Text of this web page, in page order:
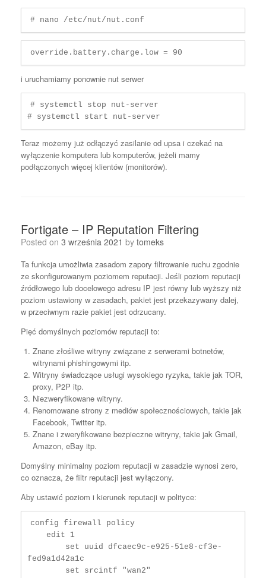
# nano /etc/nut/nut.conf
override.battery.charge.low = 90
i uruchamiamy ponownie nut serwer
# systemctl stop nut-server
# systemctl start nut-server
Teraz możemy już odłączyć zasilanie od upsa i czekać na
wyłączenie komputera lub komputerów, jeżeli mamy
podłączonych więcej klientów (monitorów).
Fortigate – IP Reputation Filtering
Posted on 3 września 2021 by tomeks
Ta funkcja umożliwia zasadom zapory filtrowanie ruchu zgodnie
ze skonfigurowanym poziomem reputacji. Jeśli poziom reputacji
źródłowego lub docelowego adresu IP jest równy lub wyższy niż
poziom ustawiony w zasadach, pakiet jest przekazywany dalej,
w przeciwnym razie pakiet jest odrzucany.
Pięć domyślnych poziomów reputacji to:
Znane złośliwe witryny związane z serwerami botnetów,
witrynami phishingowymi itp.
Witryny świadczące usługi wysokiego ryzyka, takie jak TOR,
proxy, P2P itp.
Niezweryfikowane witryny.
Renomowane strony z mediów społecznościowych, takie jak
Facebook, Twitter itp.
Znane i zweryfikowane bezpieczne witryny, takie jak Gmail,
Amazon, eBay itp.
Domyślny minimalny poziom reputacji w zasadzie wynosi zero,
co oznacza, że ​​filtr reputacji jest wyłączony.
Aby ustawić poziom i kierunek reputacji w polityce:
config firewall policy
fed9a1d42a1c